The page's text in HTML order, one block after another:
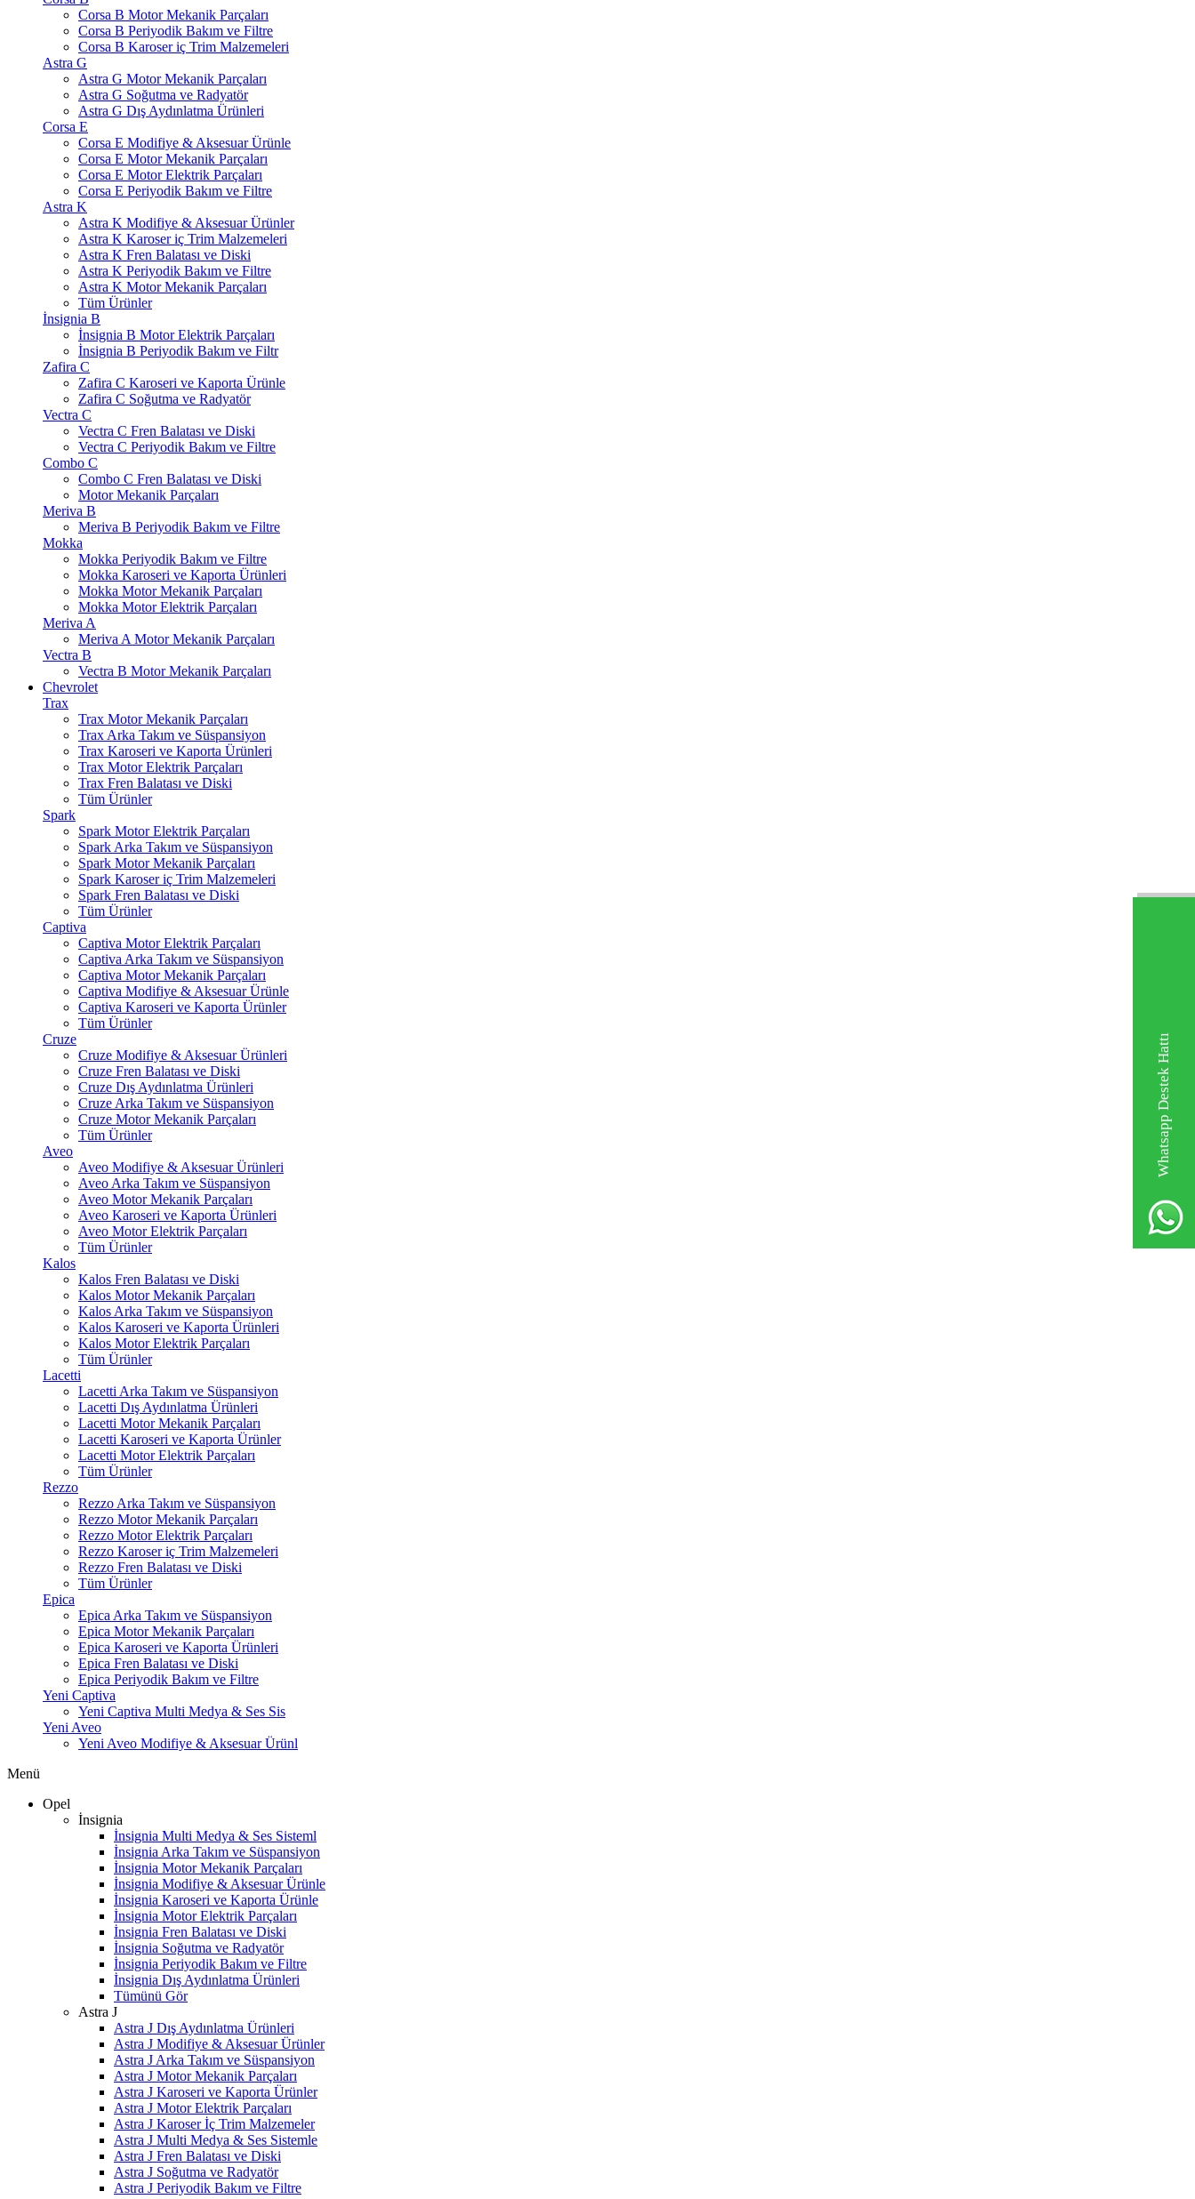
Whatsapp Destek Hattı
Corsa B Motor Mekanik Parçaları
Corsa B Periyodik Bakım ve Filtre
Corsa B Karoser iç Trim Malzemeleri
Astra G
Astra G Motor Mekanik Parçaları
Astra G Soğutma ve Radyatör
Astra G Dış Aydınlatma Ürünleri
Corsa E
Corsa E Modifiye & Aksesuar Ürünle
Corsa E Motor Mekanik Parçaları
Corsa E Motor Elektrik Parçaları
Corsa E Periyodik Bakım ve Filtre
Astra K
Astra K Modifiye & Aksesuar Ürünler
Astra K Karoser iç Trim Malzemeleri
Astra K Fren Balatası ve Diski
Astra K Periyodik Bakım ve Filtre
Astra K Motor Mekanik Parçaları
Tüm Ürünler
İnsignia B
İnsignia B Motor Elektrik Parçaları
İnsignia B Periyodik Bakım ve Filtr
Zafira C
Zafira C Karoseri ve Kaporta Ürünle
Zafira C Soğutma ve Radyatör
Vectra C
Vectra C Fren Balatası ve Diski
Vectra C Periyodik Bakım ve Filtre
Combo C
Combo C Fren Balatası ve Diski
Motor Mekanik Parçaları
Meriva B
Meriva B Periyodik Bakım ve Filtre
Mokka
Mokka Periyodik Bakım ve Filtre
Mokka Karoseri ve Kaporta Ürünleri
Mokka Motor Mekanik Parçaları
Mokka Motor Elektrik Parçaları
Meriva A
Meriva A Motor Mekanik Parçaları
Vectra B
Vectra B Motor Mekanik Parçaları
Chevrolet
Trax
Trax Motor Mekanik Parçaları
Trax Arka Takım ve Süspansiyon
Trax Karoseri ve Kaporta Ürünleri
Trax Motor Elektrik Parçaları
Trax Fren Balatası ve Diski
Tüm Ürünler
Spark
Spark Motor Elektrik Parçaları
Spark Arka Takım ve Süspansiyon
Spark Motor Mekanik Parçaları
Spark Karoser iç Trim Malzemeleri
Spark Fren Balatası ve Diski
Tüm Ürünler
Captiva
Captiva Motor Elektrik Parçaları
Captiva Arka Takım ve Süspansiyon
Captiva Motor Mekanik Parçaları
Captiva Modifiye & Aksesuar Ürünle
Captiva Karoseri ve Kaporta Ürünler
Tüm Ürünler
Cruze
Cruze Modifiye & Aksesuar Ürünleri
Cruze Fren Balatası ve Diski
Cruze Dış Aydınlatma Ürünleri
Cruze Arka Takım ve Süspansiyon
Cruze Motor Mekanik Parçaları
Tüm Ürünler
Aveo
Aveo Modifiye & Aksesuar Ürünleri
Aveo Arka Takım ve Süspansiyon
Aveo Motor Mekanik Parçaları
Aveo Karoseri ve Kaporta Ürünleri
Aveo Motor Elektrik Parçaları
Tüm Ürünler
Kalos
Kalos Fren Balatası ve Diski
Kalos Motor Mekanik Parçaları
Kalos Arka Takım ve Süspansiyon
Kalos Karoseri ve Kaporta Ürünleri
Kalos Motor Elektrik Parçaları
Tüm Ürünler
Lacetti
Lacetti Arka Takım ve Süspansiyon
Lacetti Dış Aydınlatma Ürünleri
Lacetti Motor Mekanik Parçaları
Lacetti Karoseri ve Kaporta Ürünler
Lacetti Motor Elektrik Parçaları
Tüm Ürünler
Rezzo
Rezzo Arka Takım ve Süspansiyon
Rezzo Motor Mekanik Parçaları
Rezzo Motor Elektrik Parçaları
Rezzo Karoser iç Trim Malzemeleri
Rezzo Fren Balatası ve Diski
Tüm Ürünler
Epica
Epica Arka Takım ve Süspansiyon
Epica Motor Mekanik Parçaları
Epica Karoseri ve Kaporta Ürünleri
Epica Fren Balatası ve Diski
Epica Periyodik Bakım ve Filtre
Yeni Captiva
Yeni Captiva Multi Medya & Ses Sis
Yeni Aveo
Yeni Aveo Modifiye & Aksesuar Ürünl
Menü
Opel
İnsignia
İnsignia Multi Medya & Ses Sisteml
İnsignia Arka Takım ve Süspansiyon
İnsignia Motor Mekanik Parçaları
İnsignia Modifiye & Aksesuar Ürünle
İnsignia Karoseri ve Kaporta Ürünle
İnsignia Motor Elektrik Parçaları
İnsignia Fren Balatası ve Diski
İnsignia Soğutma ve Radyatör
İnsignia Periyodik Bakım ve Filtre
İnsignia Dış Aydınlatma Ürünleri
Tümünü Gör
Astra J
Astra J Dış Aydınlatma Ürünleri
Astra J Modifiye & Aksesuar Ürünler
Astra J Arka Takım ve Süspansiyon
Astra J Motor Mekanik Parçaları
Astra J Karoseri ve Kaporta Ürünler
Astra J Motor Elektrik Parçaları
Astra J Karoser İç Trim Malzemeler
Astra J Multi Medya & Ses Sistemle
Astra J Fren Balatası ve Diski
Astra J Soğutma ve Radyatör
Astra J Periyodik Bakım ve Filtre